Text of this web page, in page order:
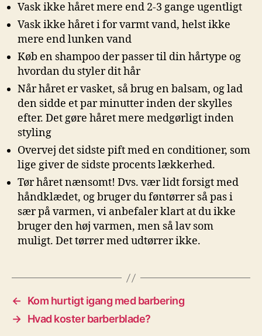
Vask ikke håret mere end 2-3 gange ugentligt
Vask ikke håret i for varmt vand, helst ikke
mere end lunken vand
Køb en shampoo der passer til din hårtype og
hvordan du styler dit hår
Når håret er vasket, så brug en balsam, og lad
den sidde et par minutter inden der skylles
efter. Det gøre håret mere medgørligt inden
styling
Overvej det sidste pift med en conditioner, som
lige giver de sidste procents lækkerhed.
Tør håret nænsomt! Dvs. vær lidt forsigt med
håndklædet, og bruger du føntørrer så pas i
sær på varmen, vi anbefaler klart at du ikke
bruger den høj varmen, men så lav som
muligt. Det tørrer med udtørrer ikke.
←
Kom hurtigt igang med barbering
→ Hvad koster barberblade?